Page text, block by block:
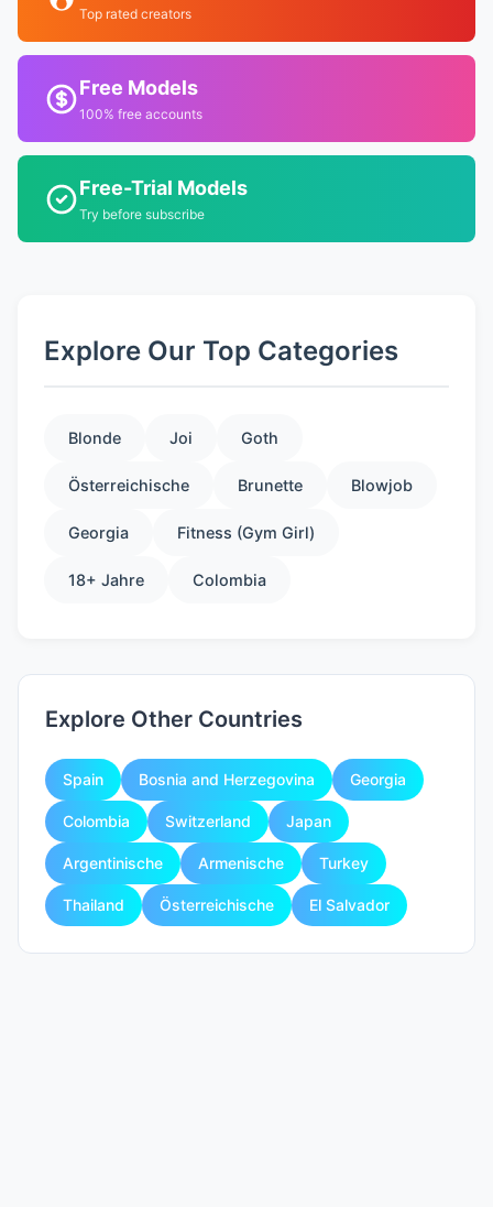
Top rated creators
Free Models
100% free accounts
Free-Trial Models
Try before subscribe
Explore Our Top Categories
Blonde Joi Goth
Österreichische Brunette Blowjob
Georgia Fitness (Gym Girl)
18+ Jahre Colombia
Explore Other Countries
Spain Bosnia and Herzegovina Georgia
Colombia Switzerland Japan
Argentinische Armenische Turkey
Thailand Österreichische El Salvador